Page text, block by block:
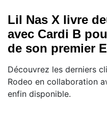
Lil Nas X livre
avec Cardi B
de son premier
Découvrez les derniers
Rodeo en collaboration
enfin disponible.